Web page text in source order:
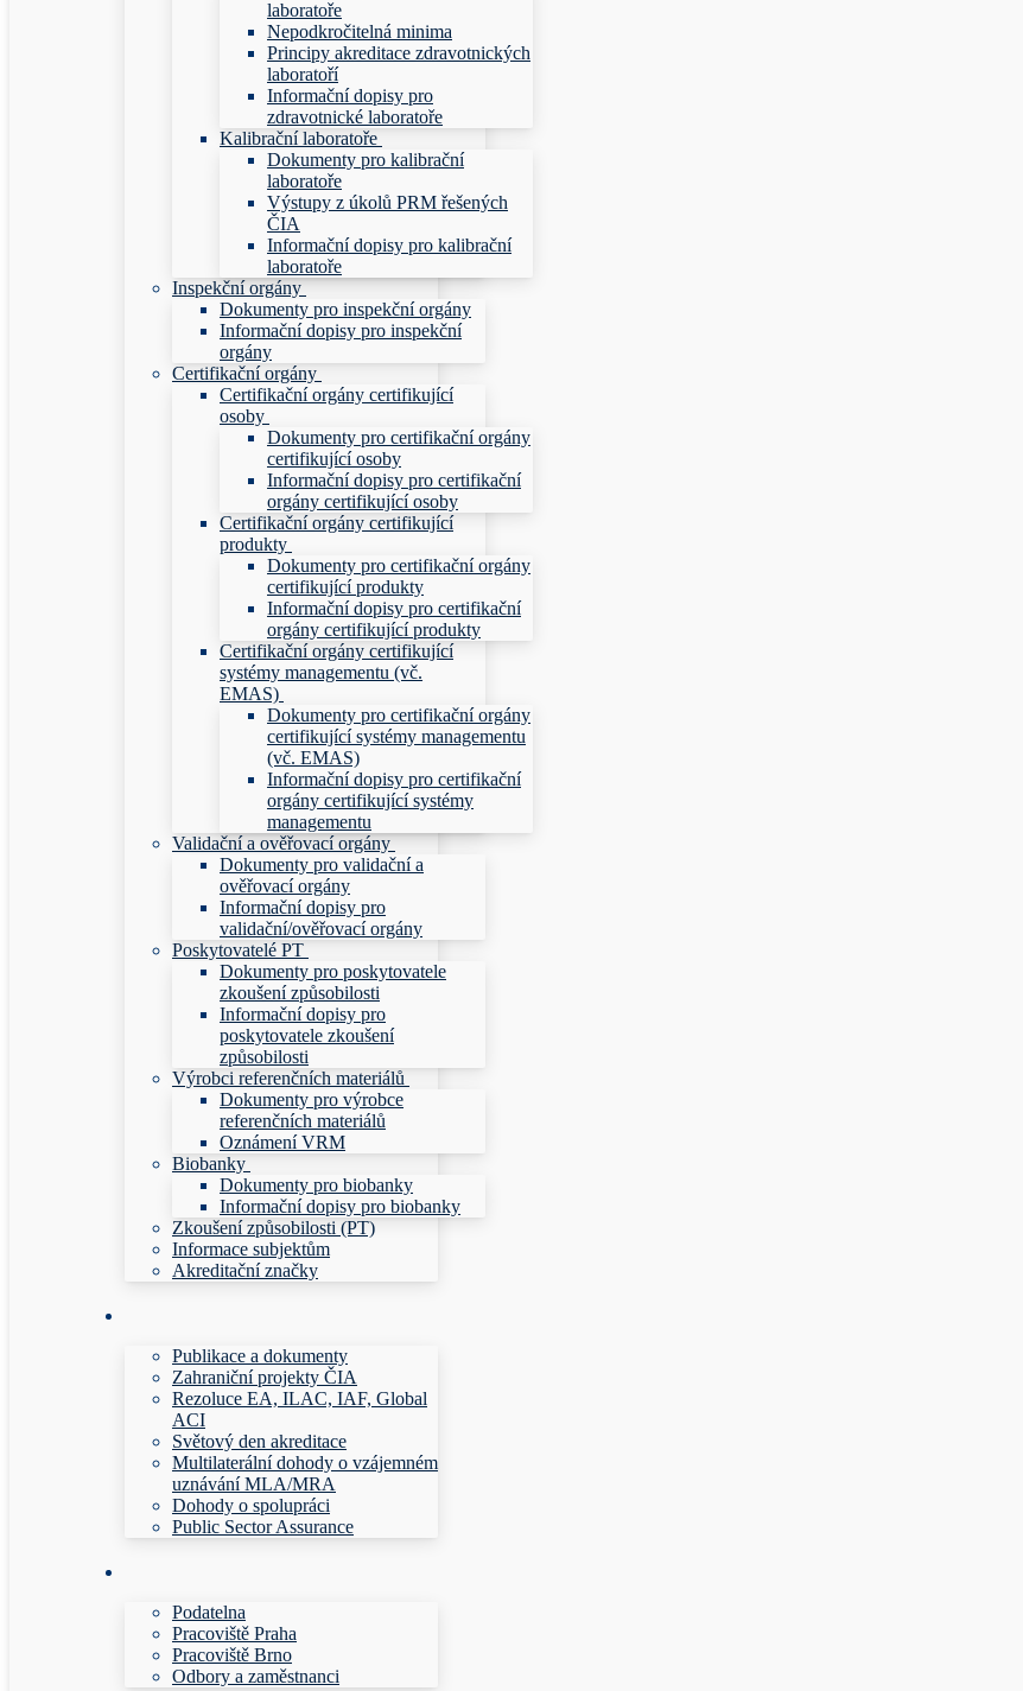
laboratoře
Nepodkročitelná minima
Principy akreditace zdravotnických
laboratoří
Informační dopisy pro
zdravotnické laboratoře
Kalibrační laboratoře
Dokumenty pro kalibrační
laboratoře
Výstupy z úkolů PRM řešených
ČIA
Informační dopisy pro kalibrační
laboratoře
Inspekční orgány
Dokumenty pro inspekční orgány
Informační dopisy pro inspekční
orgány
Certifikační orgány
Certifikační orgány certifikující
osoby
Dokumenty pro certifikační orgány
certifikující osoby
Informační dopisy pro certifikační
orgány certifikující osoby
Certifikační orgány certifikující
produkty
Dokumenty pro certifikační orgány
certifikující produkty
Informační dopisy pro certifikační
orgány certifikující produkty
Certifikační orgány certifikující
systémy managementu (vč.
EMAS)
Dokumenty pro certifikační orgány
certifikující systémy managementu
(vč. EMAS)
Informační dopisy pro certifikační
orgány certifikující systémy
managementu
Validační a ověřovací orgány
Dokumenty pro validační a
ověřovací orgány
Informační dopisy pro
validační/ověřovací orgány
Poskytovatelé PT
Dokumenty pro poskytovatele
zkoušení způsobilosti
Informační dopisy pro
poskytovatele zkoušení
způsobilosti
Výrobci referenčních materiálů
Dokumenty pro výrobce
referenčních materiálů
Oznámení VRM
Biobanky
Dokumenty pro biobanky
Informační dopisy pro biobanky
Zkoušení způsobilosti (PT)
Informace subjektům
Akreditační značky
Publikace a dokumenty
Zahraniční projekty ČIA
Rezoluce EA, ILAC, IAF, Global
ACI
Světový den akreditace
Multilaterální dohody o vzájemném
uznávání MLA/MRA
Dohody o spolupráci
Public Sector Assurance
Podatelna
Pracoviště Praha
Pracoviště Brno
Odbory a zaměstnanci